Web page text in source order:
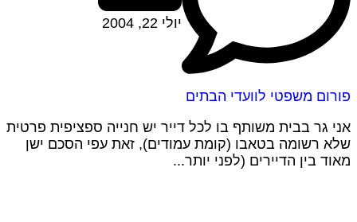
פורום משפטי לוועדי הבתים
יולי 22, 2004
אני גר בבית משותף בו לכל דייר יש חנייה ספציפית פרטית
שלא רשומה בטאבו (קומת עמודים), זאת עפי הסכם ישן
מאוד בין הדיירים (לפני יותר...